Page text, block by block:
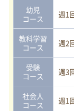
幼児
コース
週1
教科学習
コース
週2
受験
コース
週3
社会人
コース
週1